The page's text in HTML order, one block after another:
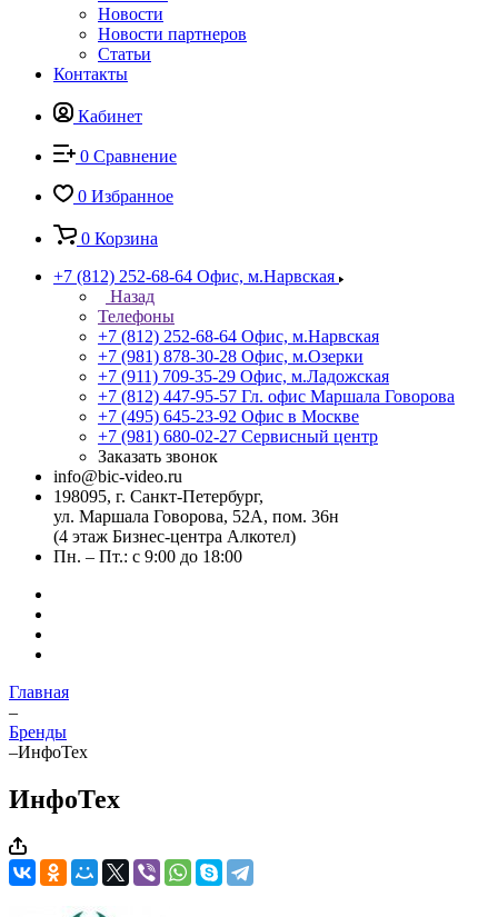
Новости
Новости партнеров
Статьи
Контакты
Кабинет
0 Сравнение
0 Избранное
0 Корзина
+7 (812) 252-68-64 Офис, м.Нарвская
Назад
Телефоны
+7 (812) 252-68-64 Офис, м.Нарвская
+7 (981) 878-30-28 Офис, м.Озерки
+7 (911) 709-35-29 Офис, м.Ладожская
+7 (812) 447-95-57 Гл. офис Маршала Говорова
+7 (495) 645-23-92 Офис в Москве
+7 (981) 680-02-27 Сервисный центр
Заказать звонок
info@bic-video.ru
198095, г. Санкт-Петербург,
ул. Маршала Говорова, 52А, пом. 36н
(4 этаж Бизнес-центра Алкотел)
Пн. – Пт.: с 9:00 до 18:00
Главная
–
Бренды
–ИнфоТех
ИнфоТех